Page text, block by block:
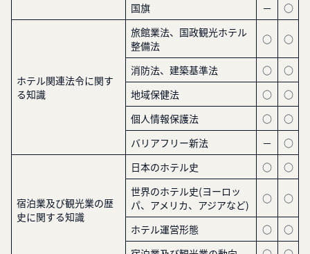
国旗
－ ○
ホテル関連法令に関す
る知識
旅館業法、国政観光ホテル
整備法
○ ○
消防法、建築基準法 ○
○
地域保健法
○
○
個人情報保護法
○
○
バリアフリー新法
－ ○
宿泊業及び観光業の歴
史に関する知識
日本のホテル史 ○
○
世界のホテル史(ヨーロッ
パ、アメリカ、アジアなど)
○ ○
ホテル運営形態 ○
○